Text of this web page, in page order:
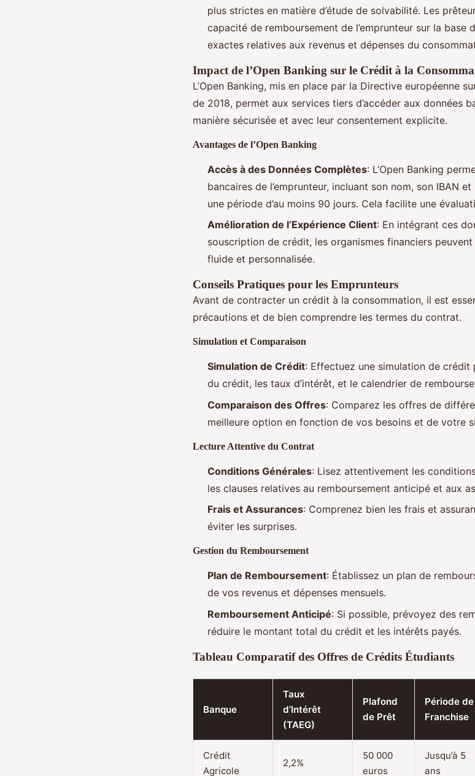
plus strictes en matière d’étude de solvabilité. Les
capacité de remboursement de l’emprunteur sur la base
exactes relatives aux revenus et dépenses du
Impact de l’Open Banking sur le Crédit à la
L’Open Banking, mis en place par la Directive européenne
de 2018, permet aux services tiers d’accéder aux données
manière sécurisée et avec leur consentement explicite.
Avantages de l’Open Banking
Accès à des Données Complètes: L’Open Banking
bancaires de l’emprunteur, incluant son nom, son IBAN
une période d’au moins 90 jours. Cela facilite une
Amélioration de l’Expérience Client: En intégrant ces
souscription de crédit, les organismes financiers
fluide et personnalisée.
Conseils Pratiques pour les Emprunteurs
Avant de contracter un crédit à la consommation, il est
précautions et de bien comprendre les termes du contrat.
Simulation et Comparaison
Simulation de Crédit: Effectuez une simulation de
du crédit, les taux d’intérêt, et le calendrier de
Comparaison des Offres: Comparez les offres de
meilleure option en fonction de vos besoins et de votre
Lecture Attentive du Contrat
Conditions Générales: Lisez attentivement les
les clauses relatives au remboursement anticipé et aux
Frais et Assurances: Comprenez bien les frais et
éviter les surprises.
Gestion du Remboursement
Plan de Remboursement: Établissez un plan de
de vos revenus et dépenses mensuels.
Remboursement Anticipé: Si possible, prévoyez des
réduire le montant total du crédit et les intérêts payés.
Tableau Comparatif des Offres de Crédits Étudiants
Banque
Taux
d’Intérêt
(TAEG)
Plafond
de Prêt
Période de
Franchise
Crédit
Agricole
2,2%
50 000
euros
Jusqu’à 5
ans